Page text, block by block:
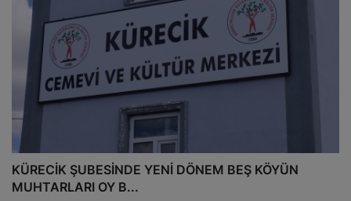
KÜRECİK ŞUBESİNDE YENİ DÖNEM BEŞ KÖYÜN
MUHTARLARI OY B...